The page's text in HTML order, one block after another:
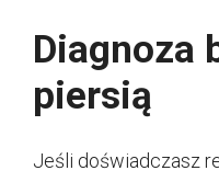
Diagnoza
piersią
Jeśli doświadczasz